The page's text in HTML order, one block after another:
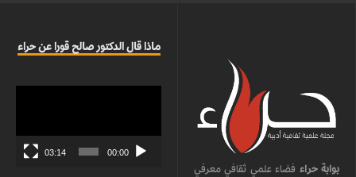
بوابة حراء فضاء علمي ثقافي معرفي
ماذا قال الدكتور صالح قورا عن حراء
00:00
03:14